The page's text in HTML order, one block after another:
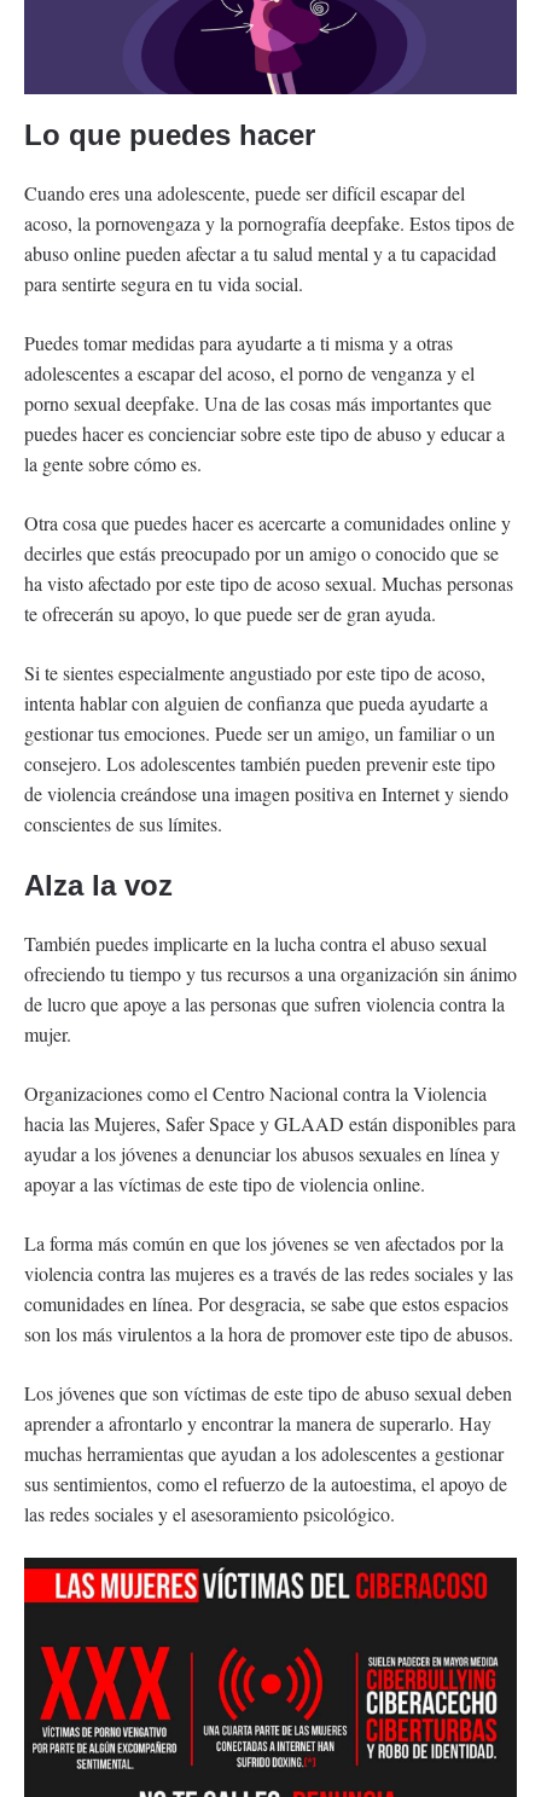
Lo que puedes hacer
Cuando eres una adolescente, puede ser difícil escapar del
acoso, la pornovengaza y la pornografía deepfake. Estos tipos de
abuso online pueden afectar a tu salud mental y a tu capacidad
para sentirte segura en tu vida social.
Puedes tomar medidas para ayudarte a ti misma y a otras
adolescentes a escapar del acoso, el porno de venganza y el
porno sexual deepfake. Una de las cosas más importantes que
puedes hacer es concienciar sobre este tipo de abuso y educar a
la gente sobre cómo es.
Otra cosa que puedes hacer es acercarte a comunidades online y
decirles que estás preocupado por un amigo o conocido que se
ha visto afectado por este tipo de acoso sexual. Muchas personas
te ofrecerán su apoyo, lo que puede ser de gran ayuda.
Si te sientes especialmente angustiado por este tipo de acoso,
intenta hablar con alguien de confianza que pueda ayudarte a
gestionar tus emociones. Puede ser un amigo, un familiar o un
consejero. Los adolescentes también pueden prevenir este tipo
de violencia creándose una imagen positiva en Internet y siendo
conscientes de sus límites.
Alza la voz
También puedes implicarte en la lucha contra el abuso sexual
ofreciendo tu tiempo y tus recursos a una organización sin ánimo
de lucro que apoye a las personas que sufren violencia contra la
mujer.
Organizaciones como el Centro Nacional contra la Violencia
hacia las Mujeres, Safer Space y GLAAD están disponibles para
ayudar a los jóvenes a denunciar los abusos sexuales en línea y
apoyar a las víctimas de este tipo de violencia online.
La forma más común en que los jóvenes se ven afectados por la
violencia contra las mujeres es a través de las redes sociales y las
comunidades en línea. Por desgracia, se sabe que estos espacios
son los más virulentos a la hora de promover este tipo de abusos.
Los jóvenes que son víctimas de este tipo de abuso sexual deben
aprender a afrontarlo y encontrar la manera de superarlo. Hay
muchas herramientas que ayudan a los adolescentes a gestionar
sus sentimientos, como el refuerzo de la autoestima, el apoyo de
las redes sociales y el asesoramiento psicológico.